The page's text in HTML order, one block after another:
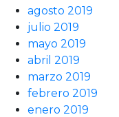
agosto 2019
julio 2019
mayo 2019
abril 2019
marzo 2019
febrero 2019
enero 2019